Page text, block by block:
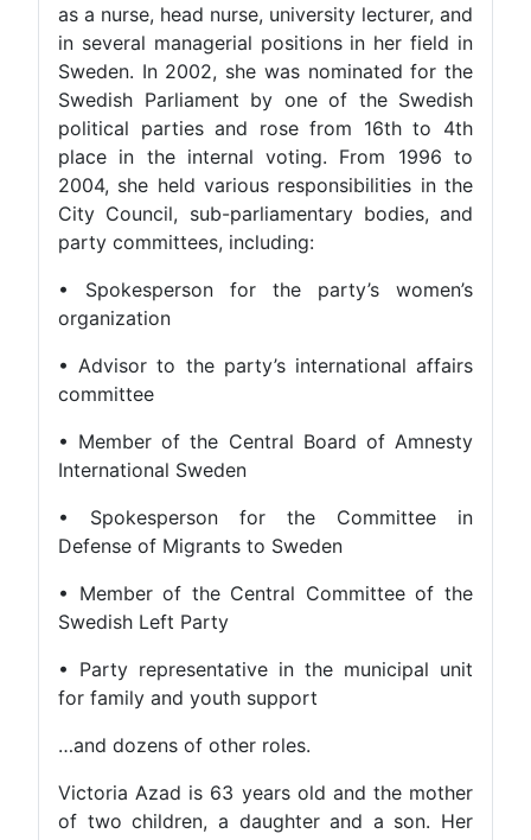
as a nurse, head nurse, university lecturer, and
in several managerial positions in her field in
Sweden. In 2002, she was nominated for the
Swedish Parliament by one of the Swedish
political parties and rose from 16th to 4th
place in the internal voting. From 1996 to
2004, she held various responsibilities in the
City Council, sub-parliamentary bodies, and
party committees, including:
• Spokesperson for the party’s women’s
organization
• Advisor to the party’s international affairs
committee
• Member of the Central Board of Amnesty
International Sweden
• Spokesperson for the Committee in
Defense of Migrants to Sweden
• Member of the Central Committee of the
Swedish Left Party
• Party representative in the municipal unit
for family and youth support
…and dozens of other roles.
Victoria Azad is 63 years old and the mother
of two children, a daughter and a son. Her